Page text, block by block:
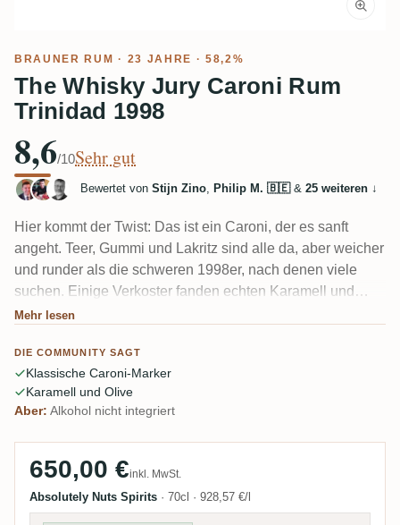
BRAUNER RUM · 23 JAHRE · 58,2%
The Whisky Jury Caroni Rum
Trinidad 1998
8,6/10Sehr gut
Bewertet von Stijn Zino, Philip M. 🇧🇪& 25 weiteren ↓
Hier kommt der Twist: Das ist ein Caroni, der es sanft
angeht. Teer, Gummi und Lakritz sind alle da, aber weicher
und runder als die schweren 1998er, nach denen viele
suchen. Einige Verkoster fanden echten Karamell und
einen Hauch Olive, obwohl die meisten zustimmen, dass
ihn heiß und nicht perfekt integriert. Gib ihm Zeit im Glas.
Mehr lesen
DIE COMMUNITY SAGT
Klassische Caroni-Marker
Karamell und Olive
Aber: Alkohol nicht integriert
650,00 €inkl. MwSt.
Absolutely Nuts Spirits · 70cl · 928,57 €/l